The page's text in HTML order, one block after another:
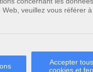
veuillez vous référer
Accepter
cookies et
les actes de